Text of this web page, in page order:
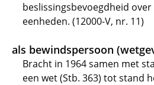
beslissingsbevoegdheid
eenheden. (12000-V, nr. 11)
als bewindspersoon
Bracht in 1964 samen met
een wet (Stb. 363) tot stand